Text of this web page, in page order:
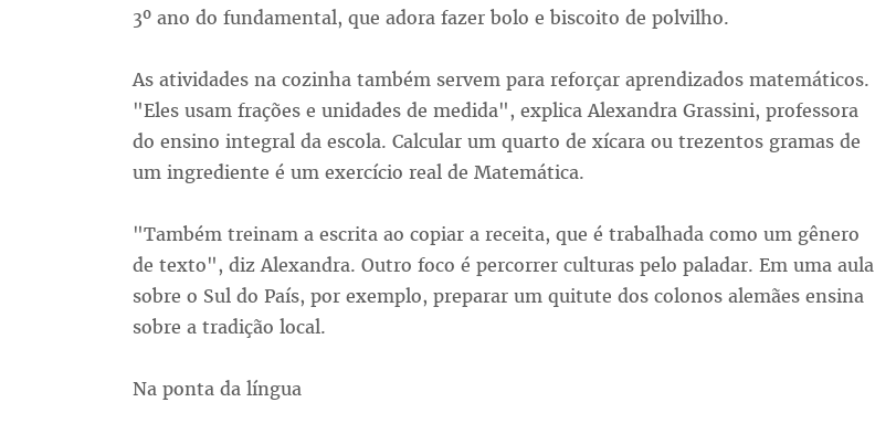
3º ano do fundamental, que adora fazer bolo e biscoito de polvilho.
As atividades na cozinha também servem para reforçar aprendizados matemáticos.
"Eles usam frações e unidades de medida", explica Alexandra Grassini, professora
do ensino integral da escola. Calcular um quarto de xícara ou trezentos gramas de
um ingrediente é um exercício real de Matemática.
"Também treinam a escrita ao copiar a receita, que é trabalhada como um gênero
de texto", diz Alexandra. Outro foco é percorrer culturas pelo paladar. Em uma aula
sobre o Sul do País, por exemplo, preparar um quitute dos colonos alemães ensina
sobre a tradição local.
Na ponta da língua